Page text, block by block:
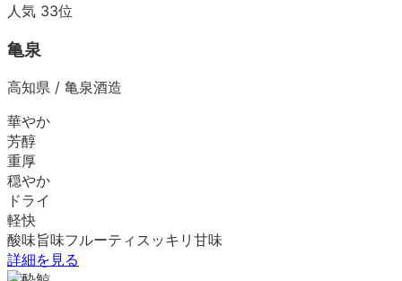
人気 33位
亀泉
高知県 / 亀泉酒造
華やか
芳醇
重厚
穏やか
ドライ
軽快
酸味旨味フルーティ スッキリ 甘味
詳細を見る